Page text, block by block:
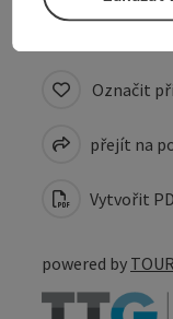
Označit
přejít na
Vytvořit
powered by